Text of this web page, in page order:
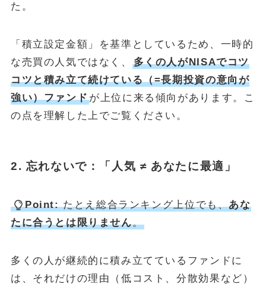
た。
「積立設定金額」を基準としているため、一時的
な売買の人気ではなく、
多くの人がNISAでコツ
コツと積み立て続けている（=長期投資の意向が
強い）ファンドが上位に来る傾向があります。こ
の点を理解した上でご覧ください。
2. 忘れないで：「人気 ≠ あなたに最適」
Point:たとえ総合ランキング上位でも、あな
たに合うとは限りません。
多くの人が継続的に積み立てているファンドに
は、それだけの理由（低コスト、分散効果など）